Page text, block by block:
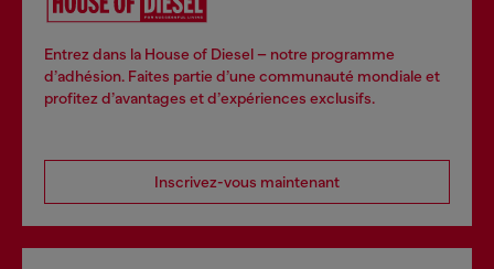
Entrez dans la House of Diesel – notre programme
d’adhésion. Faites partie d’une communauté mondiale et
profitez d’avantages et d’expériences exclusifs.
Inscrivez-vous maintenant